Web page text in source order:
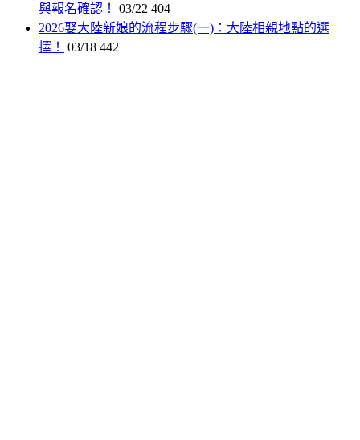
與報名確認！
03/22 404
2026娶大陸新娘的流程步驟(一)：大陸相親地點的選
擇！
03/18 442